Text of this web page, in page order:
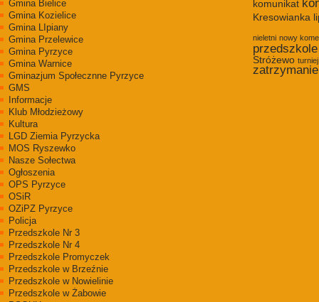
Gmina Bielice
Gmina Kozielice
Gmina LIpiany
Gmina Przelewice
Gmina Pyrzyce
Gmina Warnice
Gminazjum Społecznne Pyrzyce
GMS
Informacje
Klub Młodzieżowy
Kultura
LGD Ziemia Pyrzycka
MOS Ryszewko
Nasze Sołectwa
Ogłoszenia
OPS Pyrzyce
OSiR
OZiPZ Pyrzyce
Policja
Przedszkole Nr 3
Przedszkole Nr 4
Przedszkole Promyczek
Przedszkole w Brzeźnie
Przedszkole w Nowielinie
Przedszkole w Żabowie
komunikat
Kresowianka
nieletni nowy
przedszkole
Stróżewo turniej
zatrzymanie